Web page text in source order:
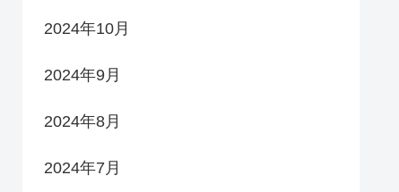
2024年10月
2024年9月
2024年8月
2024年7月